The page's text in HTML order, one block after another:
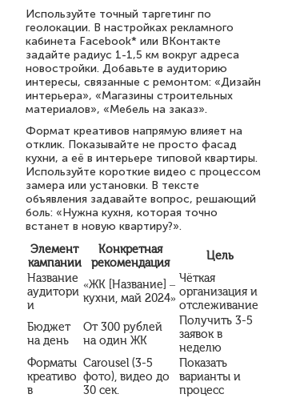
Используйте точный таргетинг по
геолокации. В настройках рекламного
кабинета Facebook* или ВКонтакте
задайте радиус 1-1,5 км вокруг адреса
новостройки. Добавьте в аудиторию
интересы, связанные с ремонтом: «Дизайн
интерьера», «Магазины строительных
материалов», «Мебель на заказ».
Формат креативов напрямую влияет на
отклик. Показывайте не просто фасад
кухни, а её в интерьере типовой квартиры.
Используйте короткие видео с процессом
замера или установки. В тексте
объявления задавайте вопрос, решающий
боль: «Нужна кухня, которая точно
встанет в новую квартиру?».
Элемент
кампании
Конкретная
рекомендация
Цель
Название
аудитори
и
«ЖК [Название] –
кухни, май 2024»
Чёткая
организация и
отслеживание
Бюджет
на день
От 300 рублей
на один ЖК
Получить 3-5
заявок в
неделю
Форматы
креативо
в
Carousel (3-5
фото), видео до
30 сек.
Показать
варианты и
процесс